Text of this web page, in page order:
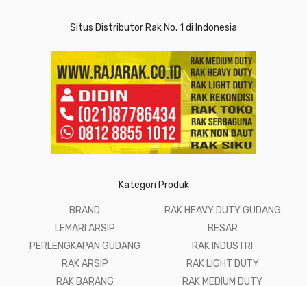
Situs Distributor Rak No. 1 di Indonesia
Kategori Produk
BRAND
LEMARI ARSIP
PERLENGKAPAN GUDANG
RAK ARSIP
RAK BARANG
RAK HEAVY DUTY GUDANG
BESAR
RAK INDUSTRI
RAK LIGHT DUTY
RAK MEDIUM DUTY